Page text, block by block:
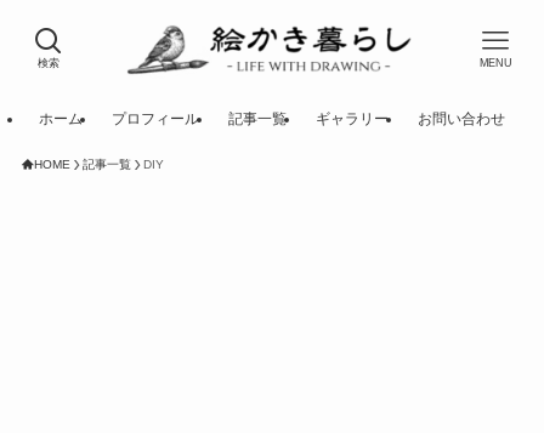
検索 MENU
ホーム プロフィール 記事一覧 ギャラリー お問い合わせ
HOME 記事一覧 DIY